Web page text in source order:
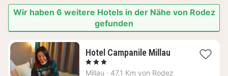
Wir haben 6 weitere Hotels in der Nähe von Rodez
gefunden
Hotel Campanile Millau1
ab
, 3 Sterne
Millau · 47.1 Km von Rodez